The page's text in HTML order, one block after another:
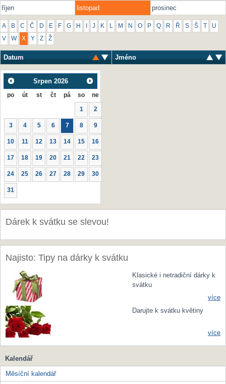
říjen
listopad prosinec
A B C Č D E F G H J K L M N O P Q R Ř S Š U
V W X Y Z Ž
Datum Jméno
Srpen 2026
po út st čt pá so ne
1 2
3 4 5 6 7 8 9
10 11 12 13 14 15 16
17 18 19 20 21 22 23
24 25 26 27 28 29 30
31
Dárek k svátku se slevou!
Najisto: Tipy na dárky k svátku
Klasické i netradiční dárky k
svátku
více
Darujte k svátku květiny
více
Kalendář
Měsíční kalendář